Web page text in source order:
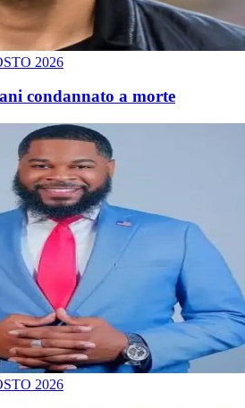
2026
condannato a morte
2026